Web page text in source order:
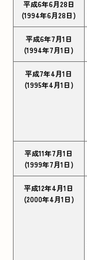
平成6年6月28日
(1994年6月28日)
平成6年7月1日
(1994年7月1日)
平成7年4月1日
(1995年4月1日)
平成11年7月1日
(1999年7月1日)
平成12年4月1日
(2000年4月1日)